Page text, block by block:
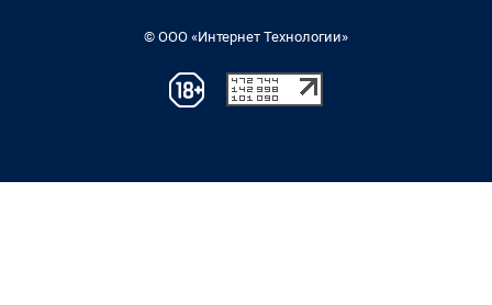
© ООО «Интернет Технологии»